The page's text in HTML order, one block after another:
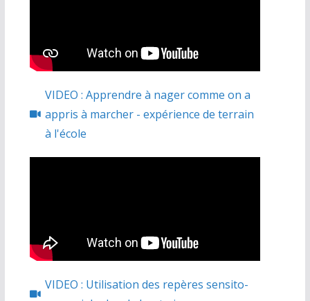
VIDEO : Apprendre à nager comme on a
appris à marcher - expérience de terrain
à l'école
VIDEO : Utilisation des repères sensito-